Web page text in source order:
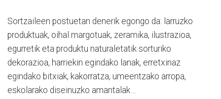
Sortzaileen postuetan denerik egongo da: larruzko
produktuak, oihal margotuak, zeramika, ilustrazioa,
egurretik eta produktu naturaletatik sorturiko
dekorazioa, harriekin egindako lanak, erretxinaz
egindako bitxiak, kakorratza, umeentzako arropa,
eskolarako diseinuzko amantalak…